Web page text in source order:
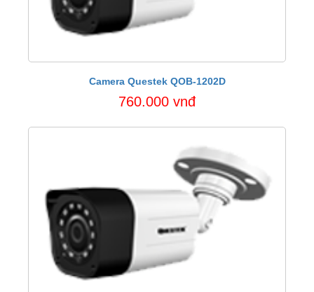
Camera Questek QOB-1202D
760.000 vnđ